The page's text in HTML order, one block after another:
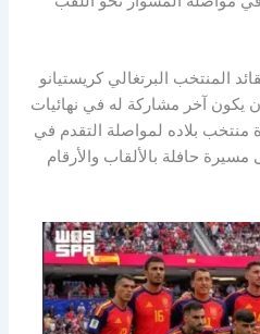
المنتخب البرتغالي كريستيانو
يكون آخر مشاركة له في نهائيات
منتخب بلاده لمواصلة التقدم في
مسيرة حافلة بالألقاب والأرقام